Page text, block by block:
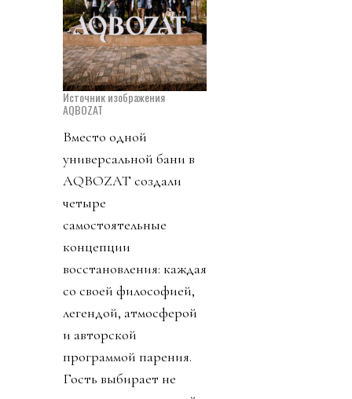
Источник изображения
AQBOZAT
Вместо одной
универсальной бани в
AQBOZAT создали
четыре
самостоятельные
концепции
восстановления: каждая
со своей философией,
легендой, атмосферой
и авторской
программой парения.
Гость выбирает не